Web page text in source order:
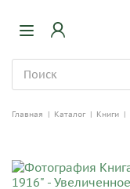
Главная | Каталог | Книги |